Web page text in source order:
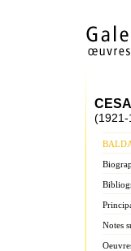
(1921-
Notes